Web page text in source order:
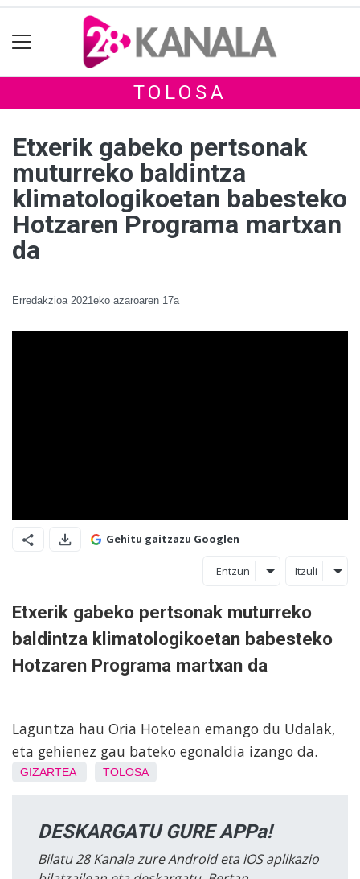
TOLOSA
Etxerik gabeko pertsonak
muturreko baldintza
klimatologikoetan babesteko
Hotzaren Programa martxan
da
Erredakzioa 2021eko azaroaren 17a
Gehitu gaitzazu Googlen
Entzun Itzuli
Etxerik gabeko pertsonak muturreko
baldintza klimatologikoetan babesteko
Hotzaren Programa martxan da
Laguntza hau Oria Hotelean emango du Udalak,
eta gehienez gau bateko egonaldia izango da.
GIZARTEA TOLOSA
DESKARGATU GURE APPa!
Bilatu 28 Kanala zure Android eta iOS aplikazio